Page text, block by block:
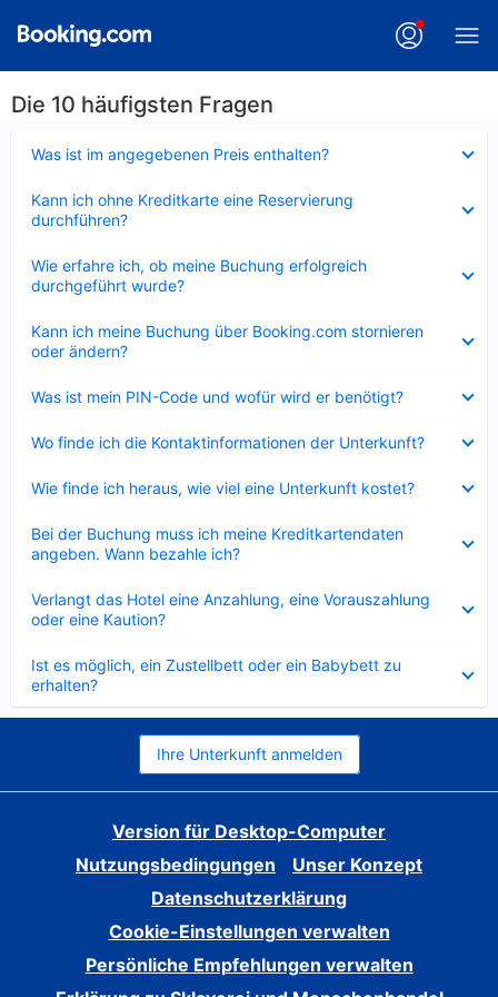
Die 10 häufigsten Fragen
Was ist im angegebenen Preis enthalten?
Kann ich ohne Kreditkarte eine Reservierung
durchführen?
Wie erfahre ich, ob meine Buchung erfolgreich
durchgeführt wurde?
Kann ich meine Buchung über Booking.com stornieren
oder ändern?
Was ist mein PIN-Code und wofür wird er benötigt?
Wo finde ich die Kontaktinformationen der Unterkunft?
Wie finde ich heraus, wie viel eine Unterkunft kostet?
Bei der Buchung muss ich meine Kreditkartendaten
angeben. Wann bezahle ich?
Verlangt das Hotel eine Anzahlung, eine Vorauszahlung
oder eine Kaution?
Ist es möglich, ein Zustellbett oder ein Babybett zu
erhalten?
Ihre Unterkunft anmelden
Version für Desktop-Computer
Nutzungsbedingungen
Unser Konzept
Datenschutzerklärung
Cookie-Einstellungen verwalten
Persönliche Empfehlungen verwalten